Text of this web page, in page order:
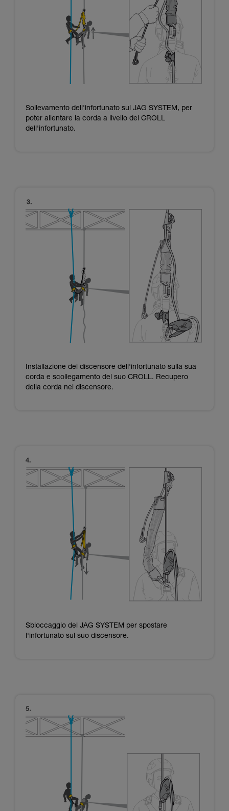
Sollevamento dell'infortunato sul JAG SYSTEM, per
poter allentare la corda a livello del CROLL
dell'infortunato.
Installazione del discensore dell'infortunato sulla sua
corda e scollegamento del suo CROLL. Recupero
della corda nel discensore.
Sbloccaggio del JAG SYSTEM per spostare
l'infortunato sul suo discensore.